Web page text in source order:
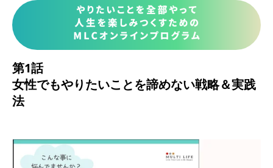
第1話
女性でもやりたいことを諦めない戦略＆実践
法